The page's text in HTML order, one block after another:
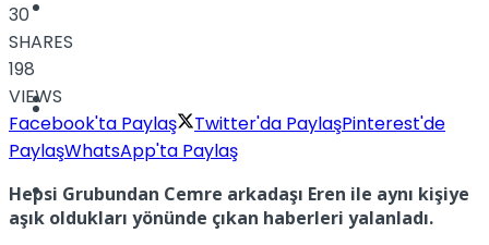
Yaşam
Dünya
Türkiye
30
SHARES
198
VIEWS
Facebook'ta Paylaş
Twitter'da PaylaşPinterest'de
PaylaşWhatsApp'ta Paylaş
Hepsi Grubundan Cemre arkadaşı Eren ile aynı kişiye
aşık oldukları yönünde çıkan haberleri yalanladı.